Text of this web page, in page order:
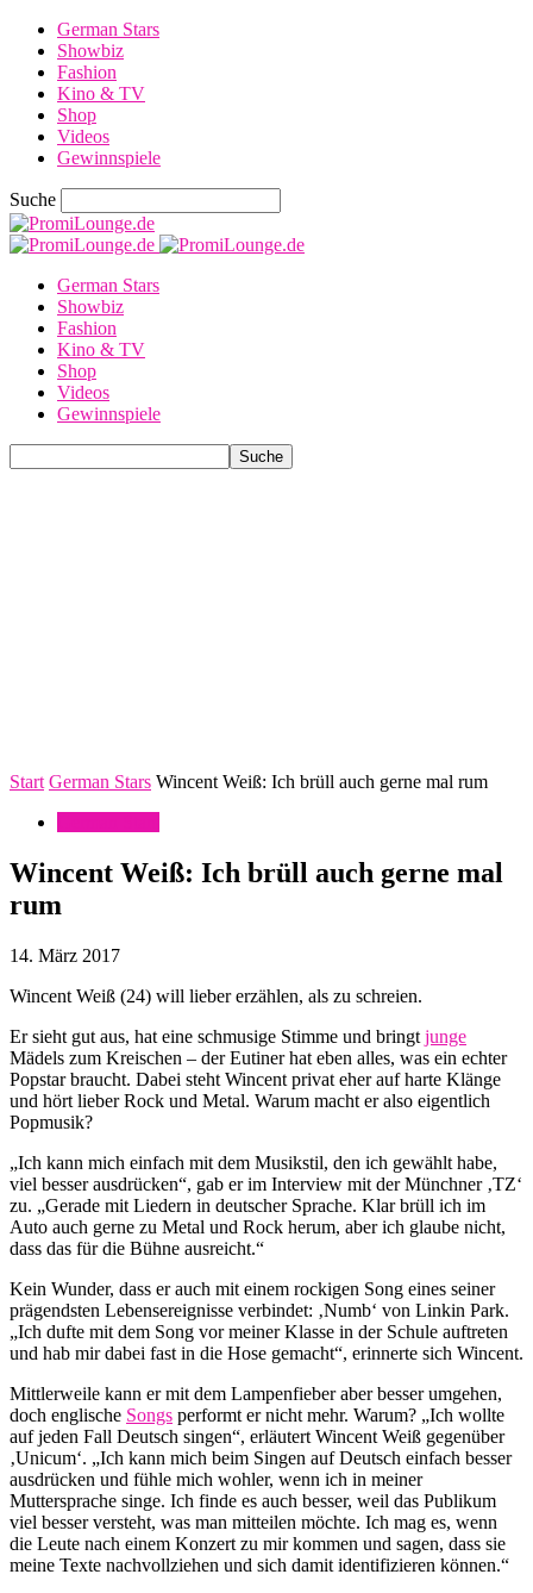
German Stars
Showbiz
Fashion
Kino & TV
Shop
Videos
Gewinnspiele
Suche
German Stars
Showbiz
Fashion
Kino & TV
Shop
Videos
Gewinnspiele
Start German Stars Wincent Weiß: Ich brüll auch gerne mal rum
Wincent Weiß: Ich brüll auch gerne mal
rum
14. März 2017
Wincent Weiß (24) will lieber erzählen, als zu schreien.
Er sieht gut aus, hat eine schmusige Stimme und bringt junge
Mädels zum Kreischen – der Eutiner hat eben alles, was ein echter
Popstar braucht. Dabei steht Wincent privat eher auf harte Klänge
und hört lieber Rock und Metal. Warum macht er also eigentlich
Popmusik?
„Ich kann mich einfach mit dem Musikstil, den ich gewählt habe,
viel besser ausdrücken“, gab er im Interview mit der Münchner ‚TZ‘
zu. „Gerade mit Liedern in deutscher Sprache. Klar brüll ich im
Auto auch gerne zu Metal und Rock herum, aber ich glaube nicht,
dass das für die Bühne ausreicht.“
Kein Wunder, dass er auch mit einem rockigen Song eines seiner
prägendsten Lebensereignisse verbindet: ‚Numb‘ von Linkin Park.
„Ich dufte mit dem Song vor meiner Klasse in der Schule auftreten
und hab mir dabei fast in die Hose gemacht“, erinnerte sich Wincent.
Mittlerweile kann er mit dem Lampenfieber aber besser umgehen,
doch englische Songs performt er nicht mehr. Warum? „Ich wollte
auf jeden Fall Deutsch singen“, erläutert Wincent Weiß gegenüber
‚Unicum‘. „Ich kann mich beim Singen auf Deutsch einfach besser
ausdrücken und fühle mich wohler, wenn ich in meiner
Muttersprache singe. Ich finde es auch besser, weil das Publikum
viel besser versteht, was man mitteilen möchte. Ich mag es, wenn
die Leute nach einem Konzert zu mir kommen und sagen, dass sie
meine Texte nachvollziehen und sich damit identifizieren können.“